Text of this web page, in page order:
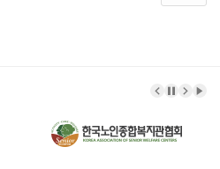
이전 배너
배너 정
다음
배